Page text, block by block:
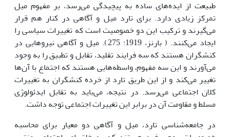
طبیعت از ایده‌های ساده به پیچیدگی می‌رسد، بر مفهوم میل
تمرکز زیادی دارد. برای تارد میل و آگاهی در کنار هم قرار
می‌گیرند و ترکیب این دو خصوصیت است که تغییرات سیاسی را
ایجاد می‌کنند. ( بارنز، 1919: 275). میل و آگاهی نیروهایی در
کنشگران هستند که سه فرایند تقلید، تقابل و تطبیق را به وجود
می‌آورند و این سه مفهوم، واسطه‌هایی هستند که اجتماع با آن‌ها
تغییر می‌کند و از این طریق تارد از خرده کنشگران به تغییرات
کلان اجتماعی می‌رسد. در نتیجه، می‌باید به تقابل ایدئولوژی
مسلط و مقاومت آن در برابر این تغییرات اجتماعی توجه داشت.
در جامعه‌شناسی تارد، میل و آگاهی دو معیار برای محاسبه